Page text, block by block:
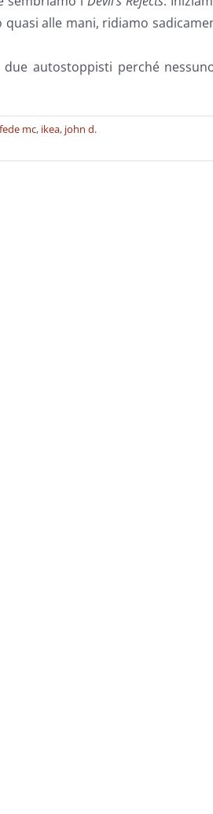
alle mani, ridiamo
autostoppisti perché
fede mc, ikea, john d.